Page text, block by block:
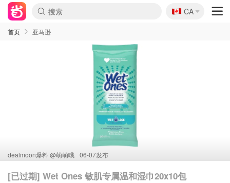
🇨🇦
CA
首页 亚马逊
dealmoon爆料 @萌萌哦 06-07发布
[已过期] Wet Ones 敏肌专属温和湿巾20x10包